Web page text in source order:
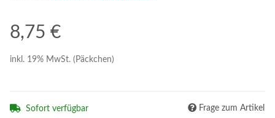
8,75 €
inkl. 19% MwSt. (Päckchen)
Sofort verfügbar Frage zum Artikel